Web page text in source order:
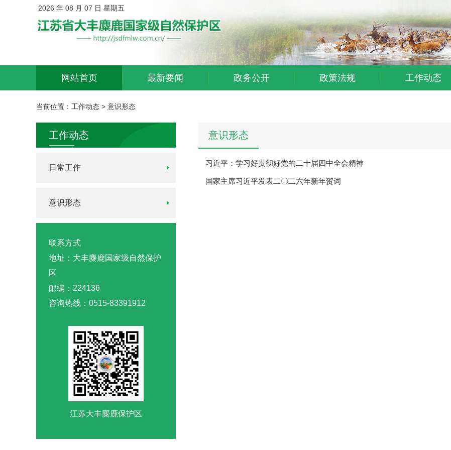
2026 年 08 月 07 日 星期五
网站首页 最新要闻 政务公开 政策法规 工作动态
当前位置： 工作动态 > 意识形态
工作动态
日常工作
意识形态
联系方式
地址：大丰麋鹿国家级自然保护
区
邮编：224136
咨询热线：0515-83391912
江苏大丰麋鹿保护区
意识形态
习近平：学习好贯彻好党的二十届四中全会精神
国家主席习近平发表二〇二六年新年贺词